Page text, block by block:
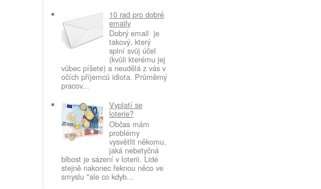
10 rad pro dobré
emaily
Dobrý email je
takový, který
splní svůj účel
(kvůli kterému jej
vůbec píšete) a neudělá z vás v
očích příjemců idiota. Průměrný
pracov...
Vyplatí se
loterie?
Občas mám
problémy
vysvětlit někomu,
jaká nebetyčná
blbost je sázení v loterii. Lidé
stejně nakonec řeknou něco ve
smyslu "ale co kdyb...